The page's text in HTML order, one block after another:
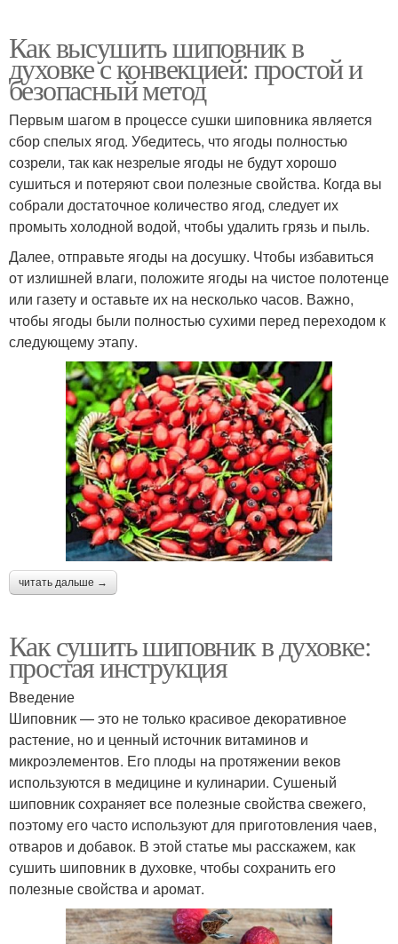
Как высушить шиповник в
духовке с конвекцией: простой и
безопасный метод
Первым шагом в процессе сушки шиповника является
сбор спелых ягод. Убедитесь, что ягоды полностью
созрели, так как незрелые ягоды не будут хорошо
сушиться и потеряют свои полезные свойства. Когда вы
собрали достаточное количество ягод, следует их
промыть холодной водой, чтобы удалить грязь и пыль.
Далее, отправьте ягоды на досушку. Чтобы избавиться
от излишней влаги, положите ягоды на чистое полотенце
или газету и оставьте их на несколько часов. Важно,
чтобы ягоды были полностью сухими перед переходом к
следующему этапу.
читать дальше →
Как сушить шиповник в духовке:
простая инструкция
Введение
Шиповник — это не только красивое декоративное
растение, но и ценный источник витаминов и
микроэлементов. Его плоды на протяжении веков
используются в медицине и кулинарии. Сушеный
шиповник сохраняет все полезные свойства свежего,
поэтому его часто используют для приготовления чаев,
отваров и добавок. В этой статье мы расскажем, как
сушить шиповник в духовке, чтобы сохранить его
полезные свойства и аромат.